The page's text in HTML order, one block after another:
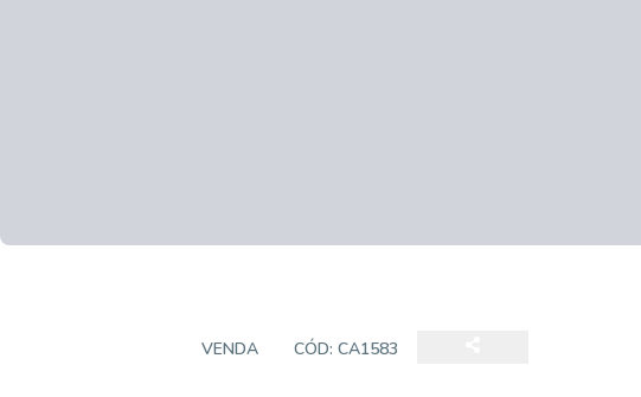
VENDA CÓD: CA1583